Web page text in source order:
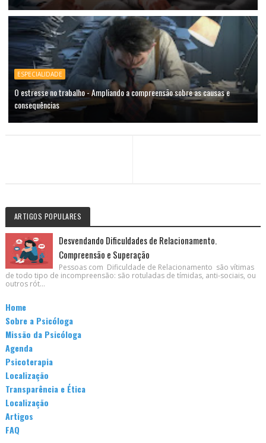
ESPECIALIDADE
O estresse no trabalho - Ampliando a compreensão sobre as causas e
consequências
ARTIGOS POPULARES
Desvendando Dificuldades de Relacionamento.
Compreensão e Superação
Pessoas com Dificuldade de Relacionamento são vítimas
de todo tipo de incompreensão: são rotuladas de tímidas, anti-sociais, ou
outros rót...
Home
Sobre a Psicóloga
Missão da Psicóloga
Agenda
Psicoterapia
Localização
Transparência e Ética
Localização
Artigos
FAQ